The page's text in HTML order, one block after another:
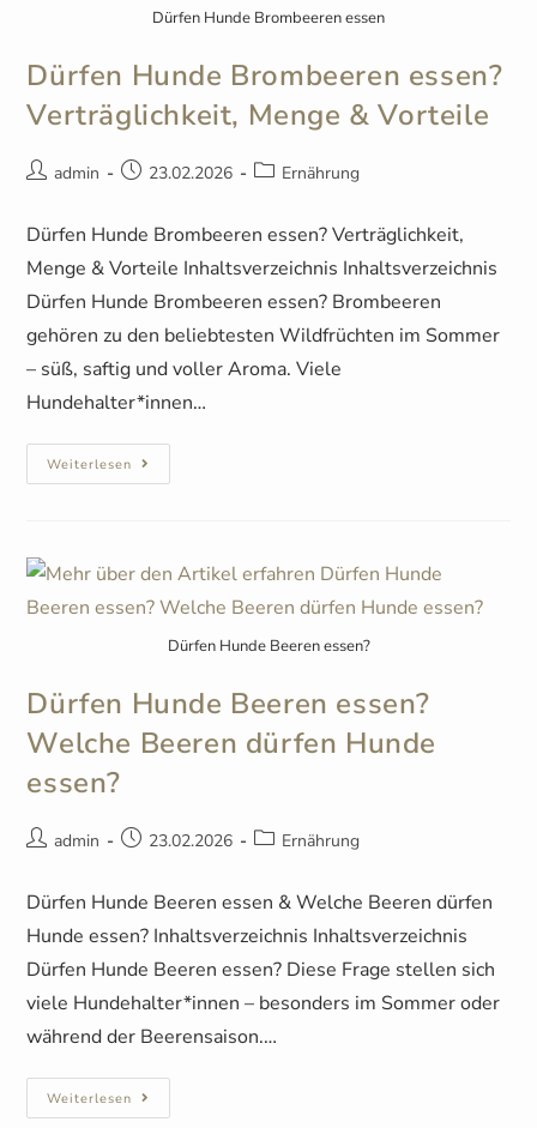
Dürfen Hunde Brombeeren essen
Dürfen Hunde Brombeeren essen?
Verträglichkeit, Menge & Vorteile
admin 23.02.2026 Ernährung
Dürfen Hunde Brombeeren essen? Verträglichkeit,
Menge & Vorteile Inhaltsverzeichnis Inhaltsverzeichnis
Dürfen Hunde Brombeeren essen? Brombeeren
gehören zu den beliebtesten Wildfrüchten im Sommer
– süß, saftig und voller Aroma. Viele
Hundehalter*innen…
Weiterlesen
Dürfen Hunde Beeren essen?
Dürfen Hunde Beeren essen?
Welche Beeren dürfen Hunde
essen?
admin 23.02.2026 Ernährung
Dürfen Hunde Beeren essen & Welche Beeren dürfen
Hunde essen? Inhaltsverzeichnis Inhaltsverzeichnis
Dürfen Hunde Beeren essen? Diese Frage stellen sich
viele Hundehalter*innen – besonders im Sommer oder
während der Beerensaison.…
Weiterlesen